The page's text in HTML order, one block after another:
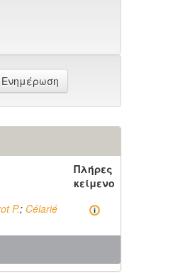
Πλήρες
κείμενο
P.; Célarié